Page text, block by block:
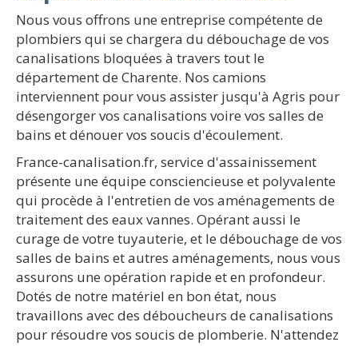
Nous vous offrons une entreprise compétente de
plombiers qui se chargera du débouchage de vos
canalisations bloquées à travers tout le
département de Charente. Nos camions
interviennent pour vous assister jusqu'à Agris pour
désengorger vos canalisations voire vos salles de
bains et dénouer vos soucis d'écoulement.
France-canalisation.fr, service d'assainissement
présente une équipe consciencieuse et polyvalente
qui procède à l'entretien de vos aménagements de
traitement des eaux vannes. Opérant aussi le
curage de votre tuyauterie, et le débouchage de vos
salles de bains et autres aménagements, nous vous
assurons une opération rapide et en profondeur.
Dotés de notre matériel en bon état, nous
travaillons avec des déboucheurs de canalisations
pour résoudre vos soucis de plomberie. N'attendez